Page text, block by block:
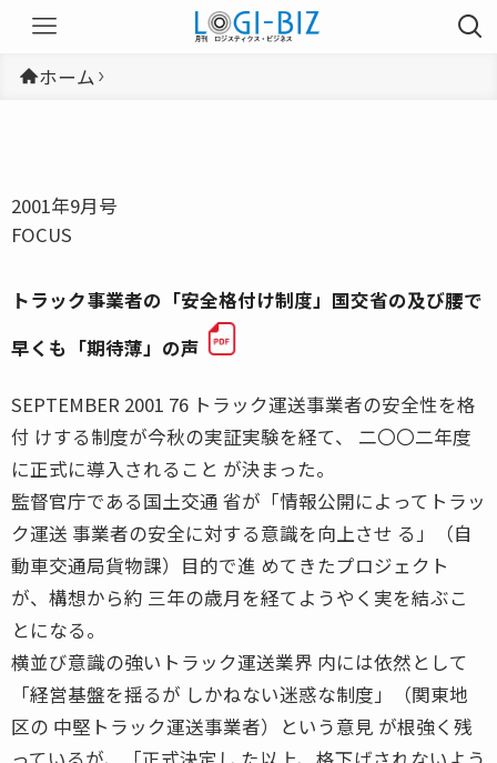
ホーム
2001年9月号
FOCUS
トラック事業者の「安全格付け制度」国交省の及び腰で
早くも「期待薄」の声
SEPTEMBER 2001 76 トラック運送事業者の安全性を格
付 けする制度が今秋の実証実験を経て、 二〇〇二年度
に正式に導入されること が決まった。
監督官庁である国土交通 省が「情報公開によってトラッ
ク運送 事業者の安全に対する意識を向上させ る」（自
動車交通局貨物課）目的で進 めてきたプロジェクト
が、構想から約 三年の歳月を経てようやく実を結ぶこ
とになる。
横並び意識の強いトラック運送業界 内には依然として
「経営基盤を揺るが しかねない迷惑な制度」（関東地
区の 中堅トラック運送事業者）という意見 が根強く残